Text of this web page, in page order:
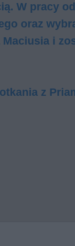
W pracy
oraz
i
z